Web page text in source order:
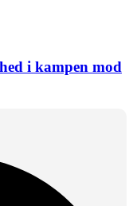
i kampen mod